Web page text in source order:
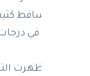
أعقبها تساقط
ملحوظ في درجات
أظهرت